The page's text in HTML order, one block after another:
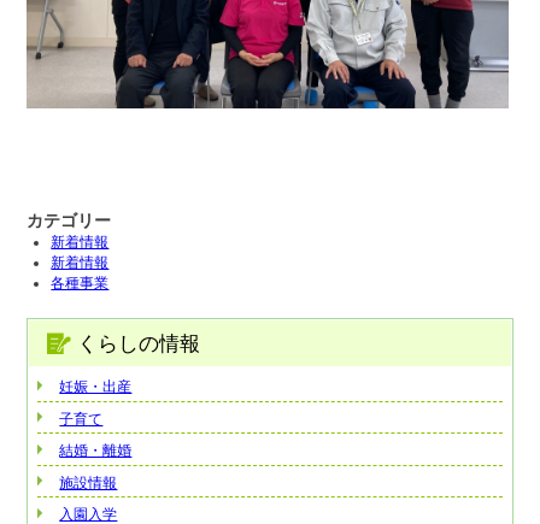
カテゴリー
新着情報
新着情報
各種事業
くらしの情報
妊娠・出産
子育て
結婚・離婚
施設情報
入園入学